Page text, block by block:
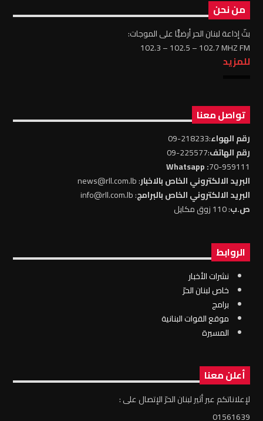
من نحن
بثّ إذاعة لبنان الحر أرضيًّا على الموجات:
102.3 – 102.5 – 102.7 MHZ FM
للمزيد
تواصل معنا
رقم الهواء:218233-09
رقم الهاتف:225577-09
70-959111
: Whatsapp
البريد الالكتروني الخاص بالاخبار: news@rll.com.lb
البريد الالكتروني الخاص بالبرامج: info@rll.com.lb
ص.ب: 110 زوق مكايل
الروابط
نشرات الأخبار
خاص لبنان الحرّ
برامج
موقع القوات البنانية
المسيرة
أعلن معنا
لإعلاناتكم عبر أثير لبنان الحرّ الإتصال على :
01561639